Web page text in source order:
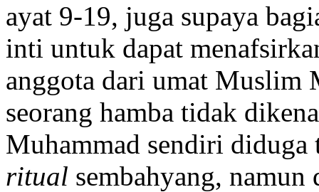
ayat 9-19, juga supaya
inti untuk dapat
anggota dari umat Muslim
seorang hamba tidak
Muhammad sendiri diduga
ritual sembahyang,